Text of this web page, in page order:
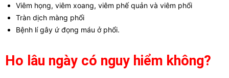
Viêm họng, viêm xoang, viêm phế quản và viêm phổi
Tràn dịch màng phổi
Bệnh lí gây ứ đọng máu ở phổi.
Ho lâu ngày có nguy hiểm không?